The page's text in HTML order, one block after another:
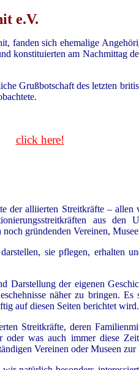
e.V.
fanden sich ehemalige
konstituierten am Nachmittag
Grußbotschaft des letzten
click here!
der alliierten Streitkräfte –
aus
gründenden Vereinen,
sie pflegen, erhalten
Darstellung der eigenen
näher zu bringen.
auf diesen Seiten berichtet wird.
Streitkräfte, deren
was auch immer diese
Vereinen oder Museen